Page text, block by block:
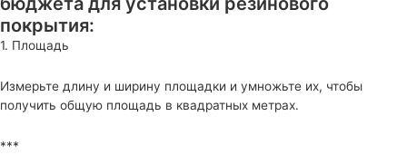
покрытия:
1. Площадь
Измерьте длину и ширину площадки и умножьте их, чтобы
получить общую площадь в квадратных метрах.
***